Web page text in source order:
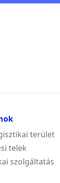
terület
telek
szolgáltatás